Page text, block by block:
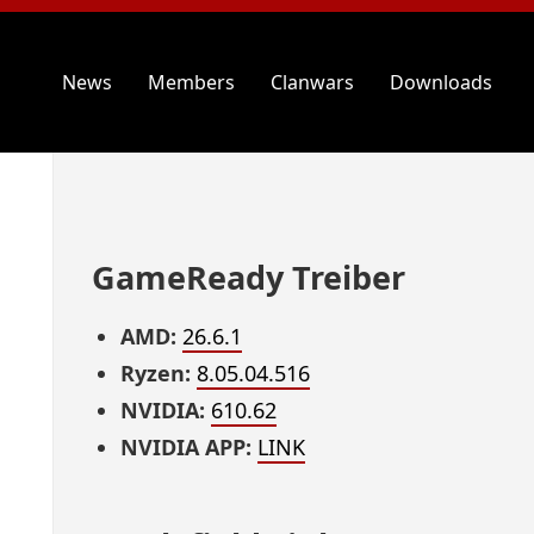
News Members Clanwars Downloads
GameReady Treiber
AMD: 26.6.1
Ryzen: 8.05.04.516
NVIDIA: 610.62
NVIDIA APP: LINK